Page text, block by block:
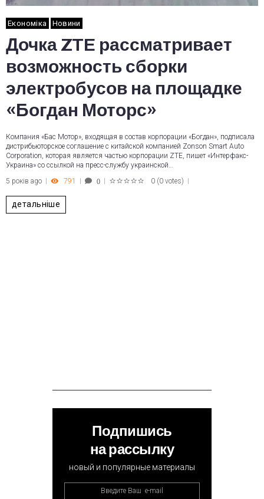
Економіка Новини
Дочка ZTE рассматривает
возможность сборки
электробусов на площадке
«Богдан Моторс»
Компания «Бас Мотор», входящая в состав корпорации «Богдан», подписала
дистрибьюторское соглашение с китайской компанией Zonson Smart Auto
Corporation, которая является частью корпорации ZTE, пишет «Интерфакс-
Украина» со ссылкой на пресс-службу украинской…
5 років ago
791 0 0 (0 votes)
детальніше
Подпишись
на рассылку
новый и популярные материалы